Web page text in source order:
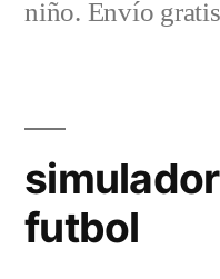
niño. Envío
futbol